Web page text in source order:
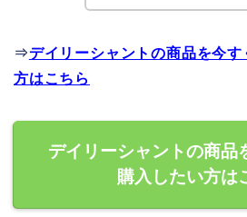
⇒デイリーシャントの商品を今
方はこちら
デイリーシャントの商品
購入したい方は